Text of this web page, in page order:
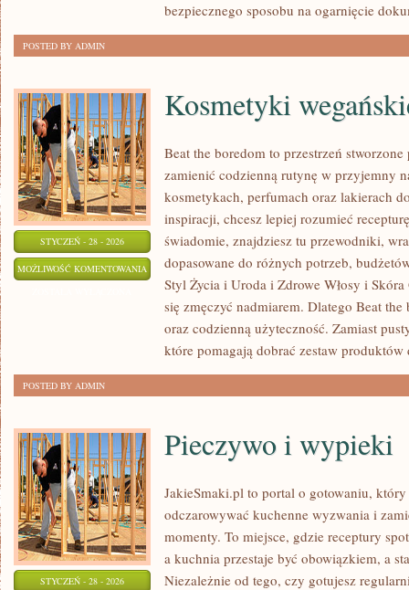
bezpiecznego sposobu na ogarnięcie
POSTED BY ADMIN
STYCZEŃ - 28 - 2026
MOŻLIWOŚĆ KOMENTOWANIA KOSMETYKI
WEGAŃSKIE
Kosmetyki
Beat the boredom to przestrzeń
zamienić codzienną rutynę w przyjemny
kosmetykach, perfumach oraz lakierach
inspiracji, chcesz lepiej rozumieć
świadomie, znajdziesz tu przewodniki,
dopasowane do różnych potrzeb,
Styl Życia i Uroda i Zdrowe Włosy i Skóra
się zmęczyć nadmiarem. Dlatego Beat
oraz codzienną użyteczność. Zamiast
które pomagają dobrać zestaw
POSTED BY ADMIN
STYCZEŃ - 28 - 2026
Pieczywo i wypieki
JakieSmaki.pl to portal o gotowaniu, który
odczarowywać kuchenne wyzwania i
momenty. To miejsce, gdzie receptury
a kuchnia przestaje być obowiązkiem, a
Niezależnie od tego, czy gotujesz